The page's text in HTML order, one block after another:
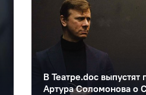
В Театре.doc выпустят
Артура Соломонова о